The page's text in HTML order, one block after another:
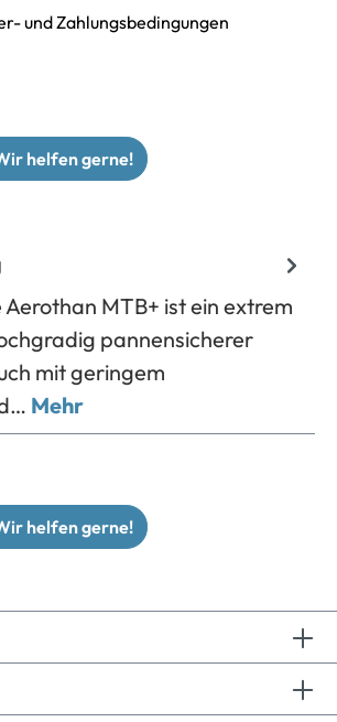
und Zahlungsbedingungen
helfen gerne!
MTB+ ist ein extrem
pannensicherer
mit geringem
Mehr
helfen gerne!